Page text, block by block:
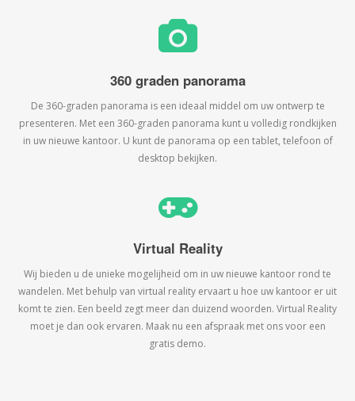
360 graden panorama
De 360-graden panorama is een ideaal middel om uw ontwerp te
presenteren. Met een 360-graden panorama kunt u volledig rondkijken
in uw nieuwe kantoor. U kunt de panorama op een tablet, telefoon of
desktop bekijken.
Virtual Reality
Wij bieden u de unieke mogelijheid om in uw nieuwe kantoor rond te
wandelen. Met behulp van virtual reality ervaart u hoe uw kantoor er uit
komt te zien. Een beeld zegt meer dan duizend woorden. Virtual Reality
moet je dan ook ervaren. Maak nu een afspraak met ons voor een
gratis demo.